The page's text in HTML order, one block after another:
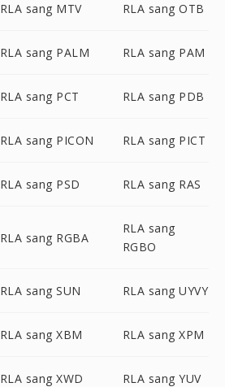
RLA sang MTV RLA sang OTB
RLA sang PALM RLA sang PAM
RLA sang PCT RLA sang PDB
RLA sang PICON RLA sang PICT
RLA sang PSD RLA sang RAS
RLA sang RGBA
RLA sang
RGBO
RLA sang SUN RLA sang UYVY
RLA sang XBM RLA sang XPM
RLA sang XWD RLA sang YUV